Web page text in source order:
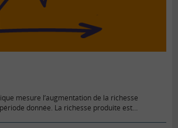
mesure l’augmentation de la richesse
donnée. La richesse produite est